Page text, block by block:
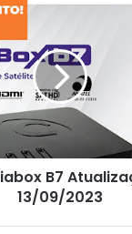
B7
13/09/2023